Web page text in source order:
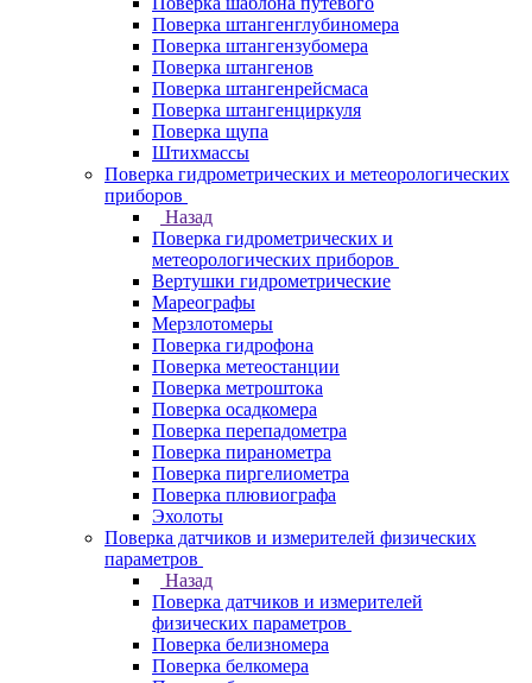
Поверка штангенглубиномера
Поверка штангензубомера
Поверка штангенов
Поверка штангенрейсмаса
Поверка штангенциркуля
Поверка щупа
Штихмассы
Поверка гидрометрических и метеорологических
приборов
Назад
Поверка гидрометрических и
метеорологических приборов
Вертушки гидрометрические
Мареографы
Мерзлотомеры
Поверка гидрофона
Поверка метеостанции
Поверка метроштока
Поверка осадкомера
Поверка перепадометра
Поверка пиранометра
Поверка пиргелиометра
Поверка плювиографа
Эхолоты
Поверка датчиков и измерителей физических
параметров
Назад
Поверка датчиков и измерителей
физических параметров
Поверка белизномера
Поверка белкомера